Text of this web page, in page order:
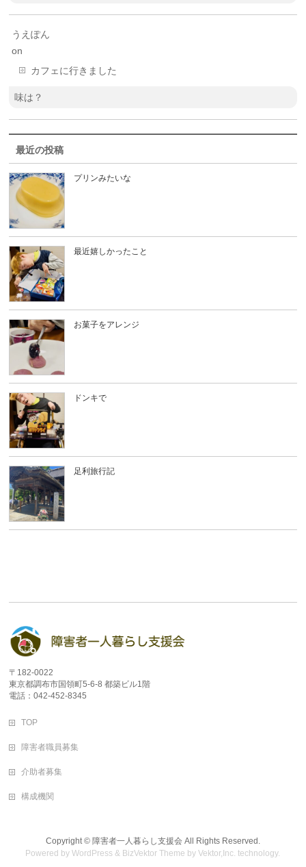
うえぽん
on
カフェに行きました
味は？
最近の投稿
プリンみたいな
最近嬉しかったこと
お菓子をアレンジ
ドンキで
足利旅行記
〒182-0022
東京都調布市国領町5-6-8 都築ビル1階
電話：042-452-8345
TOP
障害者職員募集
介助者募集
構成機関
Copyright © 障害者一人暮らし支援会All Rights Reserved.
Powered byWordPress & BizVektor Theme byVektor,Inc. technology.